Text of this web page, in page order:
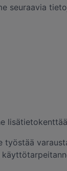
seuraavia